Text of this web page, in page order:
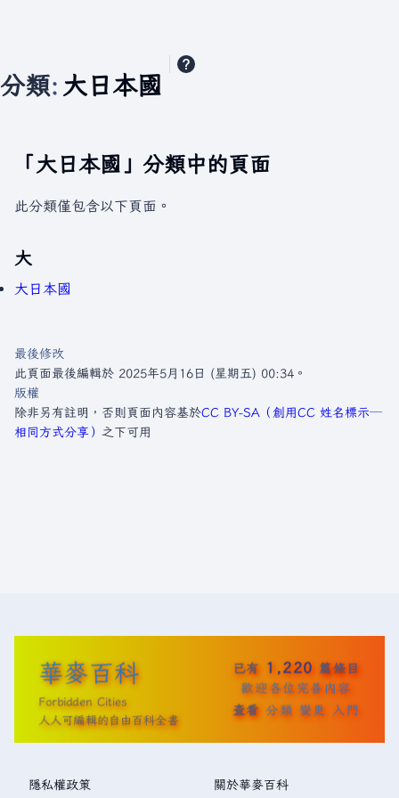
分類: 大日本國
「大日本國」分類中的頁面
此分類僅包含以下頁面。
大
大日本國
最後修改
此頁面最後編輯於 2025年5月16日 (星期五) 00:34。
版權
除非另有註明，否則頁面內容基於CC BY-SA（創用CC 姓名標示─
相同方式分享） 之下可用
華麥百科
Forbidden Cities
人人可編輯的自由百科全書
已有 1,220 篇條目
歡迎各位完善內容
查看 分類 變更 入門
隱私權政策 關於華麥百科